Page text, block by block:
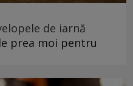
de iarnă
prea moi pentru